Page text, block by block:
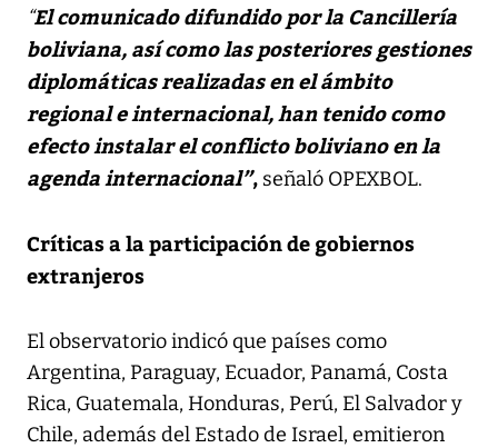
“El comunicado difundido por la Cancillería
boliviana, así como las posteriores gestiones
diplomáticas realizadas en el ámbito
regional e internacional, han tenido como
efecto instalar el conflicto boliviano en la
agenda internacional”, señaló OPEXBOL.
Críticas a la participación de gobiernos
extranjeros
El observatorio indicó que países como
Argentina, Paraguay, Ecuador, Panamá, Costa
Rica, Guatemala, Honduras, Perú, El Salvador y
Chile, además del Estado de Israel, emitieron